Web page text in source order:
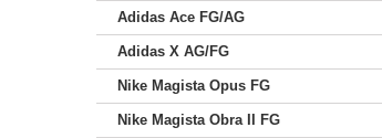
Adidas Ace FG/AG
Adidas X AG/FG
Nike Magista Opus FG
Nike Magista Obra II FG